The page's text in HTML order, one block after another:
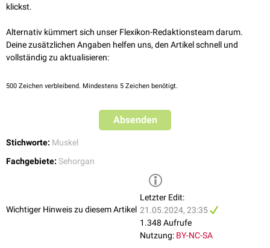
Unwillkürliche,
Musculus tarsalis inferior
klickst.
Alternativ kümmert sich unser Flexikon-Redaktionsteam darum.
Deine zusätzlichen Angaben helfen uns, den Artikel schnell und
vollständig zu aktualisieren:
500 Zeichen verbleibend. Mindestens 5 Zeichen benötigt.
Absenden
Stichworte: Muskel
Fachgebiete: Sehorgan
Wichtiger Hinweis zu diesem Artikel
Letzter Edit:
21.05.2024, 23:35
1.348 Aufrufe
Nutzung: BY-NC-SA